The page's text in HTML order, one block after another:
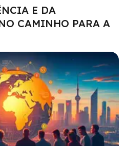
E DA
CAMINHO PARA A